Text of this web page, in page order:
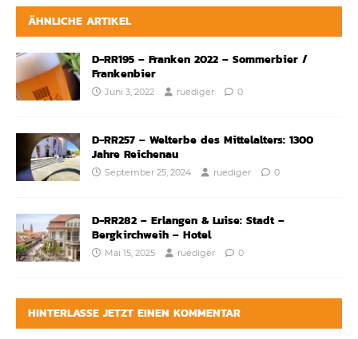
ÄHNLICHE ARTIKEL
D-RR195 – Franken 2022 – Sommerbier /
Frankenbier
Juni 3, 2022 ruediger 0
D-RR257 – Welterbe des Mittelalters: 1300
Jahre Reichenau
September 25, 2024 ruediger 0
D-RR282 – Erlangen & Luise: Stadt –
Bergkirchweih – Hotel
Mai 15, 2025 ruediger 0
HINTERLASSE JETZT EINEN KOMMENTAR